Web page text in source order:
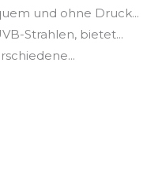
und ohne Druck...
Strahlen, bietet...